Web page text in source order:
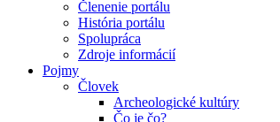
Členenie portálu
História portálu
Spolupráca
Zdroje informácií
Pojmy
Človek
Archeologické kultúry
Čo je čo?